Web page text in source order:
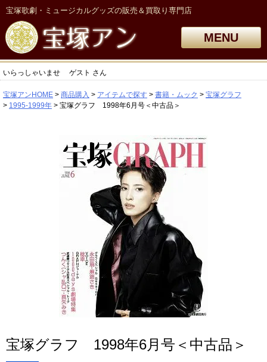
宝塚歌劇・ミュージカルグッズの販売＆買取り専門店
MENU
いらっしゃいませ ゲスト さん
宝塚アンHOME 商品購入 アイテムで探す 書籍・ムック
宝塚グラフ
1995-1999年
宝塚グラフ 1998年6月号＜中古品＞
宝塚グラフ 1998年6月号＜中古品＞